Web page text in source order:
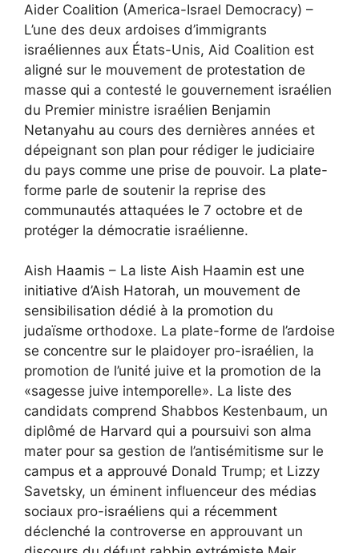
Aider Coalition (America-Israel Democracy) –
L’une des deux ardoises d’immigrants
israéliennes aux États-Unis, Aid Coalition est
aligné sur le mouvement de protestation de
masse qui a contesté le gouvernement israélien
du Premier ministre israélien Benjamin
Netanyahu au cours des dernières années et
dépeignant son plan pour rédiger le judiciaire
du pays comme une prise de pouvoir. La plate-
forme parle de soutenir la reprise des
communautés attaquées le 7 octobre et de
protéger la démocratie israélienne.
Aish Haamis – La liste Aish Haamin est une
initiative d’Aish Hatorah, un mouvement de
sensibilisation dédié à la promotion du
judaïsme orthodoxe. La plate-forme de l’ardoise
se concentre sur le plaidoyer pro-israélien, la
promotion de l’unité juive et la promotion de la
«sagesse juive intemporelle». La liste des
candidats comprend Shabbos Kestenbaum, un
diplômé de Harvard qui a poursuivi son alma
mater pour sa gestion de l’antisémitisme sur le
campus et a approuvé Donald Trump; et Lizzy
Savetsky, un éminent influenceur des médias
sociaux pro-israéliens qui a récemment
déclenché la controverse en approuvant un